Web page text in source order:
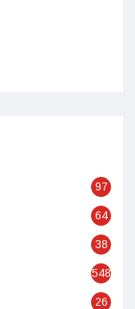
97
64
38
548
26